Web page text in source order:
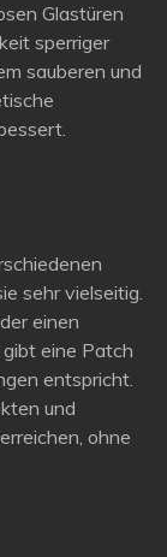
Glastüren
sperriger
sauberen und
sehr vielseitig.
einen
eine Patch
entspricht.
und
ohne